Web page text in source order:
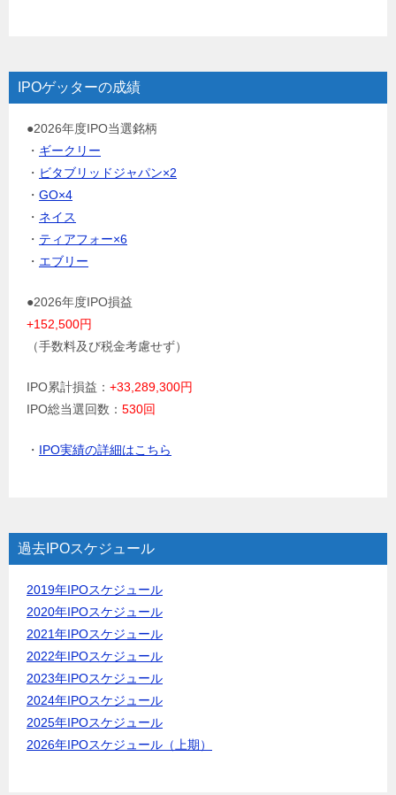
IPOゲッターの成績
●2026年度IPO当選銘柄
・ ギークリー
・ ビタブリッドジャパン×2
・ GO×4
・ ネイス
・ ティアフォー×6
・ エブリー
●2026年度IPO損益
+152,500円
（手数料及び税金考慮せず）
IPO累計損益： +33,289,300円
IPO総当選回数： 530回
・ IPO実績の詳細はこちら
過去IPOスケジュール
2019年IPOスケジュール
2020年IPOスケジュール
2021年IPOスケジュール
2022年IPOスケジュール
2023年IPOスケジュール
2024年IPOスケジュール
2025年IPOスケジュール
2026年IPOスケジュール（上期）